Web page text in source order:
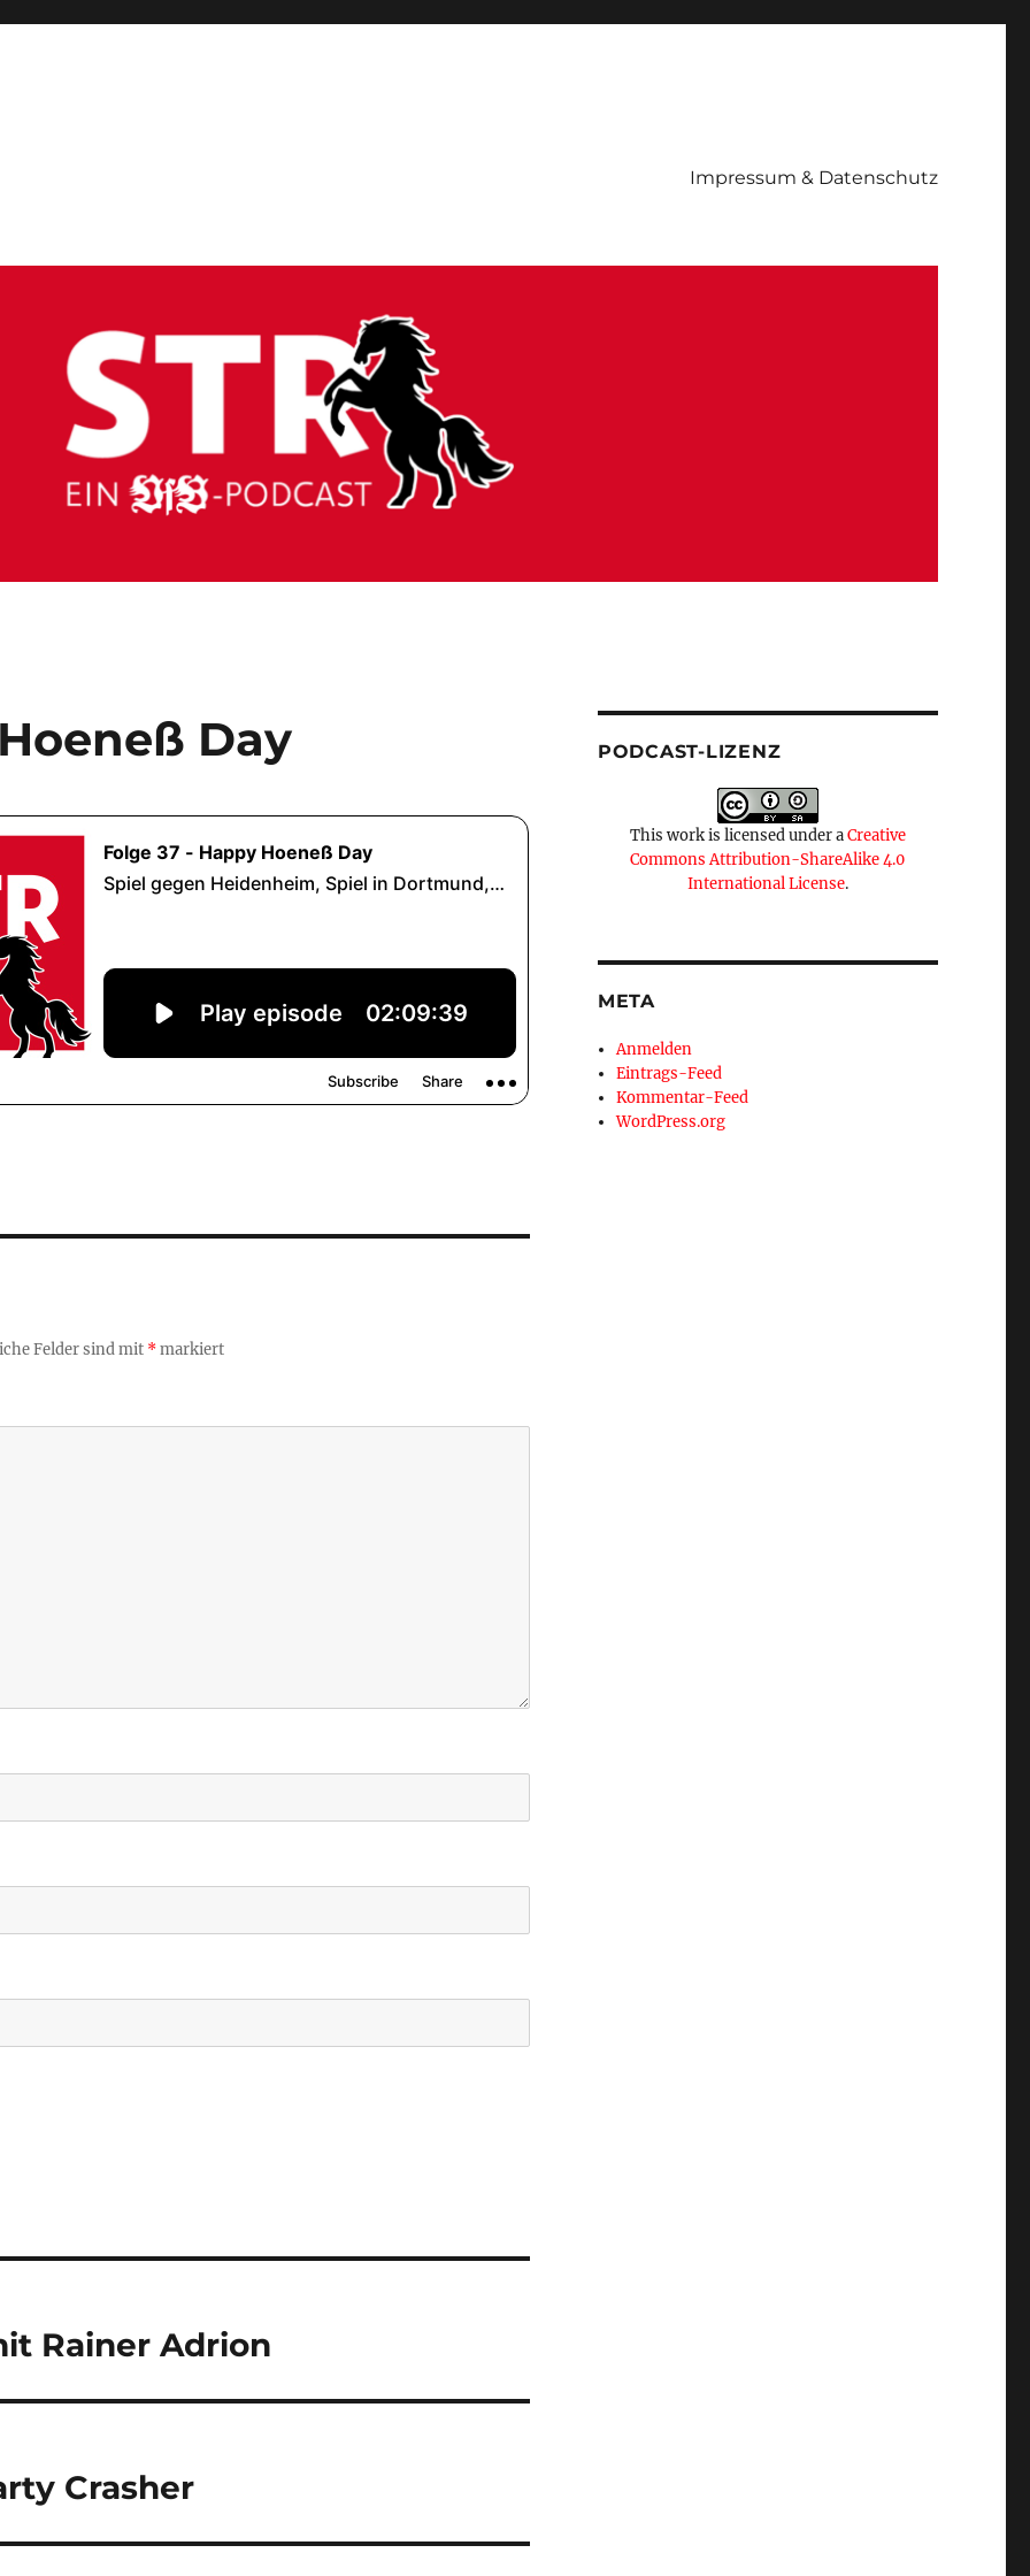
Impressum & Datenschutz
Day
Felder sind mit *markiert
Rainer Adrion
Crasher
PODCAST-LIZENZ
This work is licensed under aCreative
Commons Attribution-ShareAlike 4.0
International License.
META
Anmelden
Eintrags-Feed
Kommentar-Feed
WordPress.org